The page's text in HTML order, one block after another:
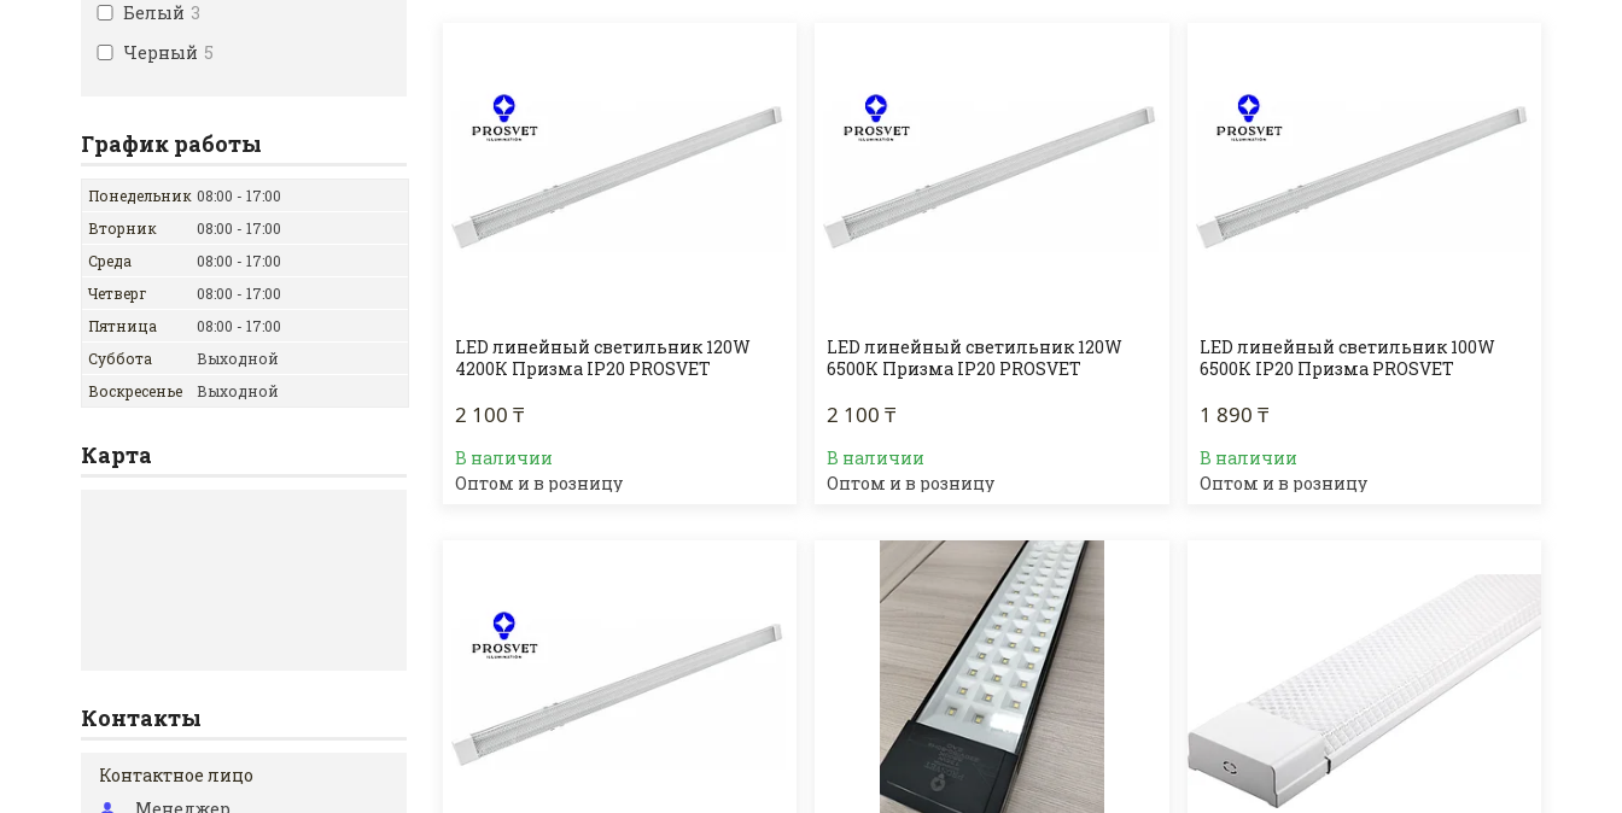
LED линейный светильник 120W
4200К Призма IP20 PROSVET
2 100 ₸
В наличии
Оптом и в розницу
LED линейный светильник 120W
6500К Призма IP20 PROSVET
2 100 ₸
В наличии
Оптом и в розницу
LED линейный светильник 100W
6500К IP20 Призма PROSVET
1 890 ₸
В наличии
Оптом и в розницу
Белый 3
Черный 5
График работы
Понедельник 08:00
17:00
Вторник
08:00
17:00
Среда
08:00
17:00
Четверг
08:00
17:00
Пятница
08:00
17:00
Суббота
Выходной
Воскресенье
Выходной
Карта
Контакты